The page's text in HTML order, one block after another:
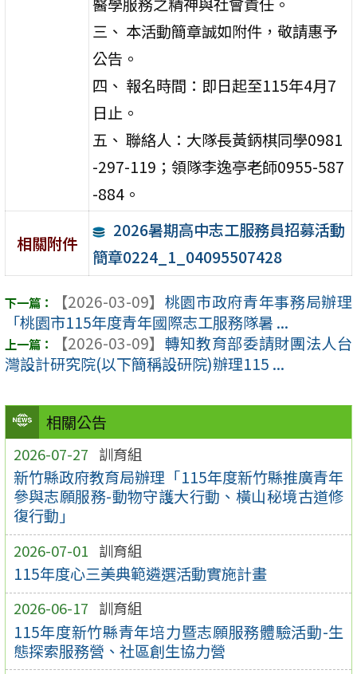
相關公告
2026-07-27 訓育組
新竹縣政府教育局辦理「115年度新竹縣推廣青年
參與志願服務-動物守護大行動、橫山秘境古道修
復行動」
2026-07-01 訓育組
115年度心三美典範遴選活動實施計畫
2026-06-17 訓育組
115年度新竹縣青年培力暨志願服務體驗活動-生
態探索服務營、社區創生協力營
三、 本活動簡章誠如附件，敬請惠予
公告。
四、 報名時間：即日起至115年4月7
日止。
五、 聯絡人：大隊長黃鈵棋同學0981
-297-119；領隊李逸亭老師0955-587
-884。
相關附件
2026暑期高中志工服務員招募活動
簡章0224_1_04095507428
【2026-03-09】 桃園市政府青年事務局辦理
「桃園市115年度青年國際志工服務隊暑 ...
【2026-03-09】 轉知教育部委請財團法人台
灣設計研究院(以下簡稱設研院)辦理115 ...